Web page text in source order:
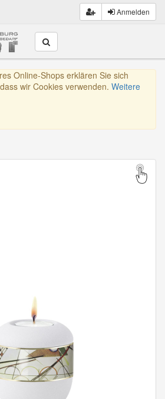
Anmelden
Online-Shops erklären Sie sich
wir Cookies verwenden. Weitere